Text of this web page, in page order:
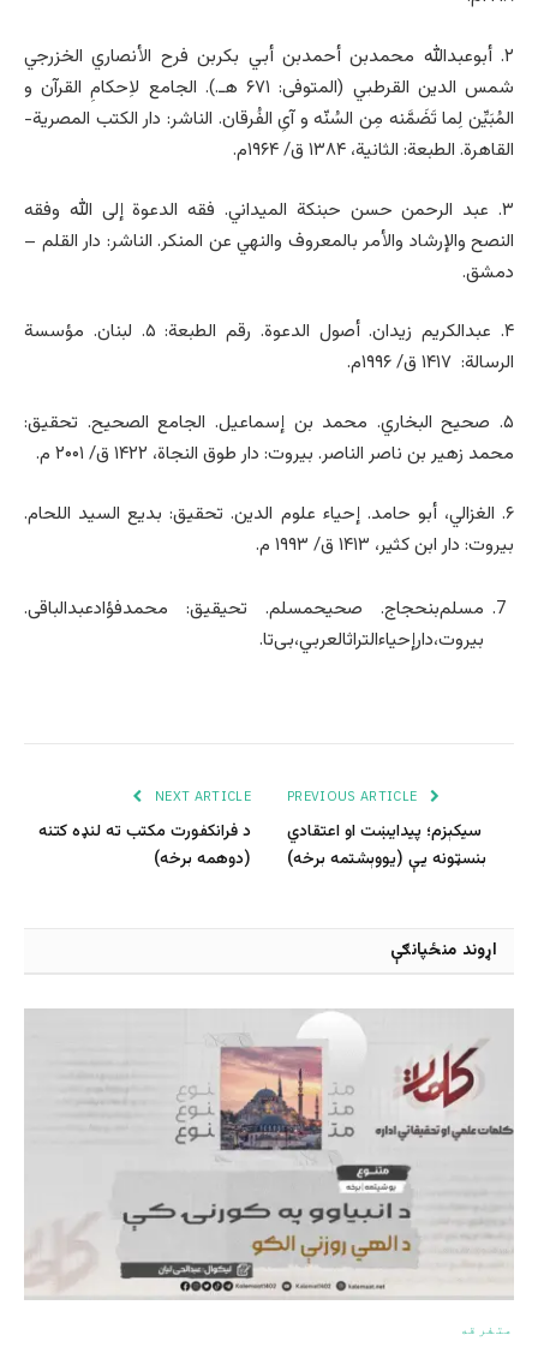
۲. أبوعبدالله محمدبن أحمدبن أبي بكربن فرح الأنصاري الخزرجي
شمس الدين القرطبي (المتوفى: ۶۷۱ هـ.). الجامع لاِحکامِ القرآن و
المُبَیِّن لِما تَضَمَّنه مِن السُنّه و آیِ الفُرقان. الناشر: دار الكتب المصرية-
القاهرة. الطبعة: الثانية، ۱۳۸۴ ق/ ۱۹۶۴م.
۳. عبد الرحمن حسن حبنكة الميداني. فقه الدعوة إلى الله وفقه
النصح والإرشاد والأمر بالمعروف والنهي عن المنكر. الناشر: دار القلم –
دمشق.
۴. عبدالکریم زیدان. أصول الدعوة. رقم الطبعة: ۵. لبنان. مؤسسة
الرسالة: ۱۴۱۷ ق/ ۱۹۹۶م.
۵. صحیح البخاري. محمد بن إسماعيل. الجامع الصحيح. تحقيق:
محمد زهير بن ناصر الناصر. بيروت: دار طوق النجاة، ۱۴۲۲ ق/ ۲۰۰۱ م.
۶. الغزالي، أبو حامد. إحياء علوم الدين. تحقيق: بدیع السيد اللحام.
بيروت: دار ابن كثير، ۱۴۱۳ ق/ ۱۹۹۳ م.
مسلم‌بنحجاج. صحیحمسلم. تحیقیق: محمدفؤادعبدالباقی.
بیروت،دارإحیاءالتراثالعربي،بی‌تا.
سیکېزم؛ پیدایښت او اعتقادي
بنسټونه یې (یووېشتمه برخه)
NEXT ARTICLE
د فرانکفورت مکتب ته لنډه کتنه
(دوهمه برخه)
اړوند منځپانګې
متفرقه